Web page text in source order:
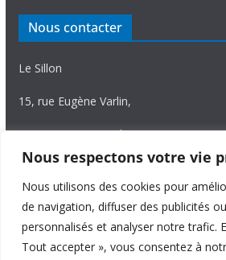
Nous respectons votre vie
Nous utilisons des cookies pour
de navigation, diffuser des publicités
personnalisés et analyser notre trafic.
Tout accepter », vous consentez à
Nous contacter
Le Sillon
15, rue Eugène Varlin,
87036 Limoges Cedex.
Tél. 05 55 06 14 15
Nous écrire